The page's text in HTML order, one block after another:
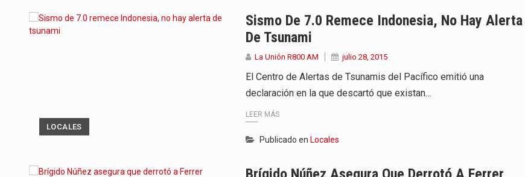
LOCALES
Sismo De 7.0 Remece Indonesia, No Hay Alerta
De Tsunami
La Unión R800 AM julio 28, 2015
El Centro de Alertas de Tsunamis del Pacífico emitió una
declaración en la que descartó que existan…
LEER MÁS
Publicado en Locales